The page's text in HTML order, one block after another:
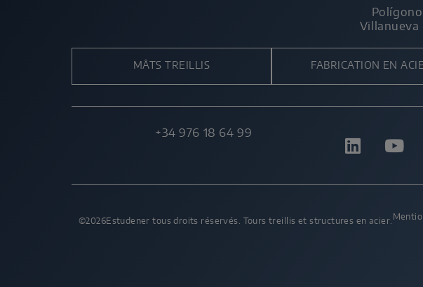
Villanueva
MÂTS TREILLIS FABRICATION EN
+34 976 18 64 99
©2026Estudener tous droits réservés. Tours treillis et structures en acier.